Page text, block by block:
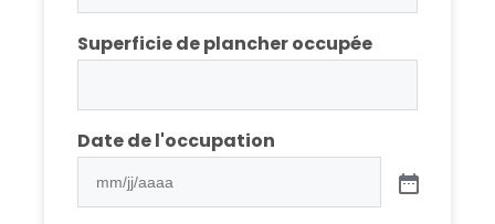
Superficie de plancher occupée
Date de l'occupation